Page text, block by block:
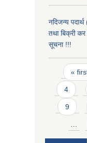
नदिजन्य
तथा बिक्री
सूचना !!!
Pages
«
4
9
…